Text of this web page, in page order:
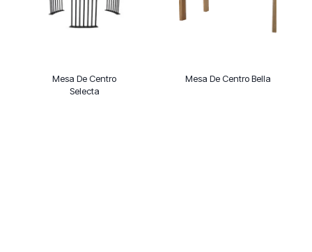
Mesa De Centro
Selecta
Mesa De Centro Bella